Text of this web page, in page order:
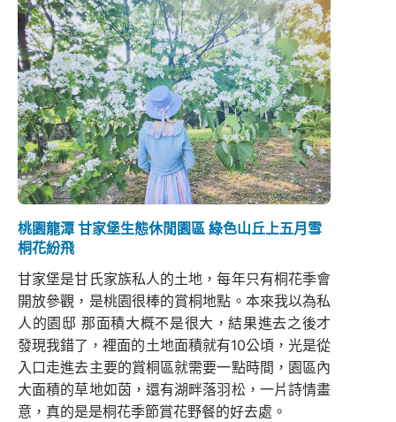
桃園龍潭 甘家堡生態休閒園區 綠色山丘上五月雪
桐花紛飛
甘家堡是甘氏家族私人的土地，每年只有桐花季會
開放參觀，是桃園很棒的賞桐地點。本來我以為私
人的園邸 那面積大概不是很大，結果進去之後才
發現我錯了，裡面的土地面積就有10公頃，光是從
入口走進去主要的賞桐區就需要一點時間，園區內
大面積的草地如茵，還有湖畔落羽松，一片詩情畫
意，真的是是桐花季節賞花野餐的好去處。